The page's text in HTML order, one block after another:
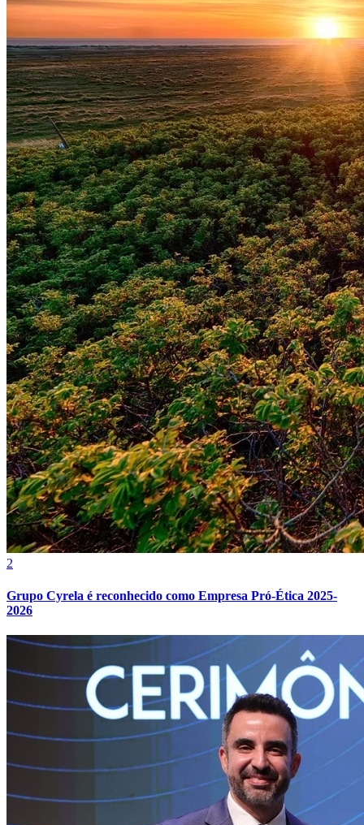
Internacional
Atlético-MG
2
Grupo Cyrela é reconhecido como Empresa Pró-Ética 2025-
2026